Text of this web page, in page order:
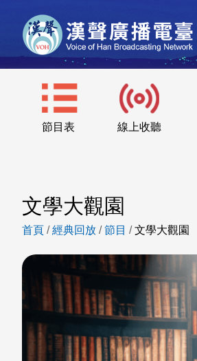
節目表 線上收聽
文學大觀園
首頁 /經典回放 /節目 /文學大觀園